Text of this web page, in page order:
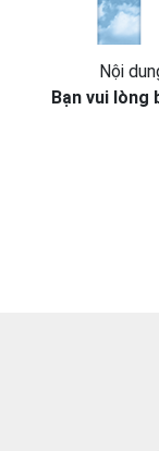
Nội
Bạn vui lòng